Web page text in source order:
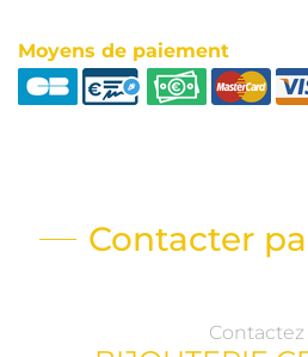
Moyens de paiement
Contacter
Contactez